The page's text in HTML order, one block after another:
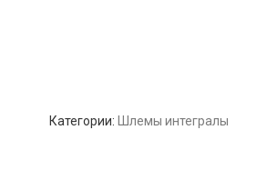
Категории: Шлемы интегралы